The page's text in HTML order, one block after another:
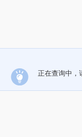
正在查询中，